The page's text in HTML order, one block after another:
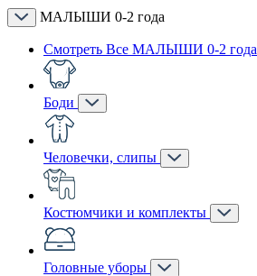
МАЛЫШИ 0-2 года
Смотреть Все МАЛЫШИ 0-2 года
Боди
Человечки, слипы
Костюмчики и комплекты
Головные уборы